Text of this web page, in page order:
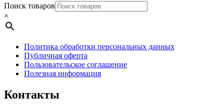
Поиск товаров
×
Политика обработки персональных данных
Публичная оферта
Пользовательское соглашение
Полезная информация
Контакты